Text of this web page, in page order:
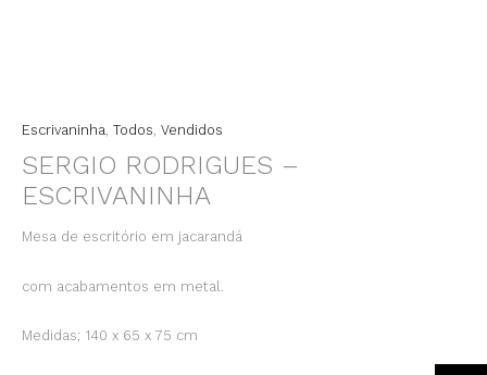
Escrivaninha Todos Vendidos
SERGIO RODRIGUES –
ESCRIVANINHA
Mesa de escritório em jacarandá
com acabamentos em metal.
Medidas; 140 x 65 x 75 cm